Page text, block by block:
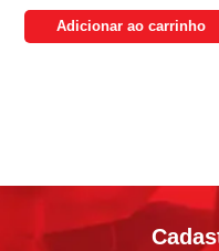
Adicionar ao carrinho